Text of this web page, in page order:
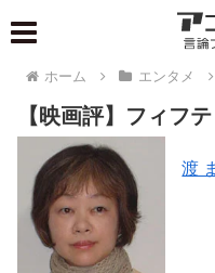
ホーム エンタメ
【映画評】フィフ
渡